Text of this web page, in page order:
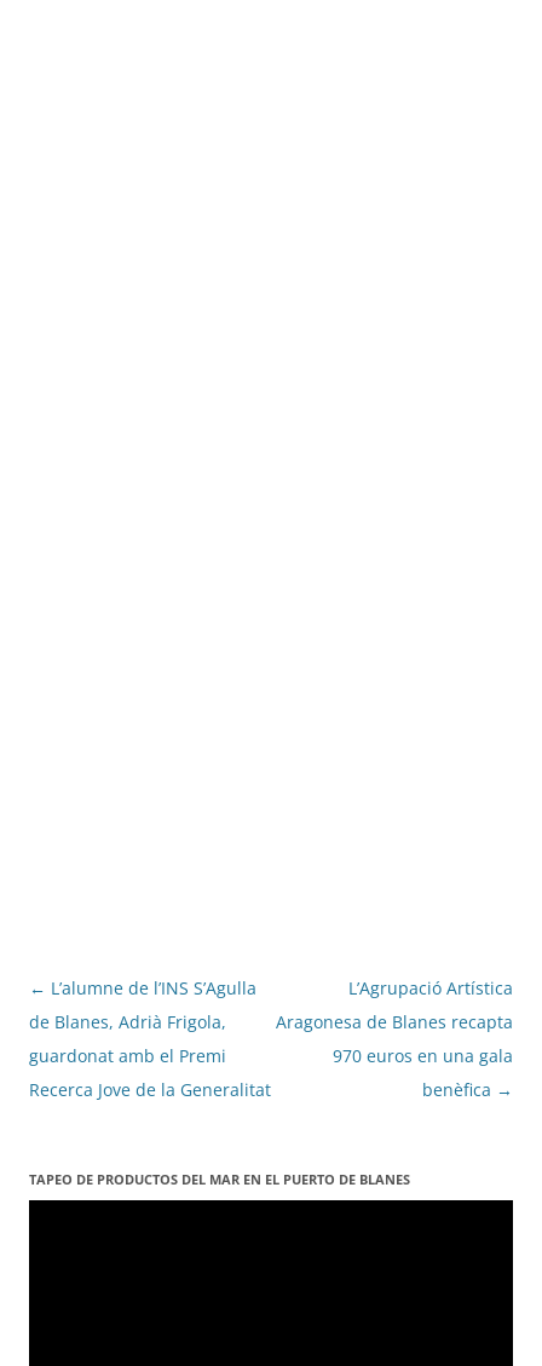
Navegació
per
les
entrades
← L’alumne de l’INS S’Agulla
de Blanes, Adrià Frigola,
guardonat amb el Premi
Recerca Jove de la Generalitat
L’Agrupació Artística
Aragonesa de Blanes recapta
970 euros en una gala
benèfica →
TAPEO DE PRODUCTOS DEL MAR EN EL PUERTO DE BLANES
Reproductor